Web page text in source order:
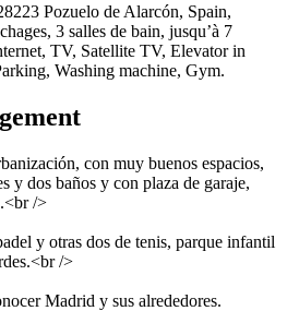
Pozuelo de Alarcón, Spain,
3 salles de bain, jusqu’à 7
TV, Satellite TV, Elevator in
Washing machine, Gym.
con muy buenos espacios,
y dos baños y con plaza de garaje,
/>
y otras dos de tenis, parque infantil
/>
Madrid y sus alrededores.